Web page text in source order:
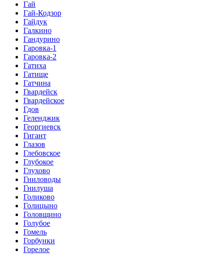
Гай
Гай-Кодзор
Гайдук
Галкино
Гандурино
Гаровка-1
Гаровка-2
Гатиха
Гатище
Гатчина
Гвардейск
Гвардейское
Гдов
Геленджик
Георгиевск
Гигант
Глазов
Глебовское
Глубокое
Глухово
Гниловоды
Гнилуша
Голиково
Голицыно
Головщино
Голубое
Гомель
Горбунки
Горелое